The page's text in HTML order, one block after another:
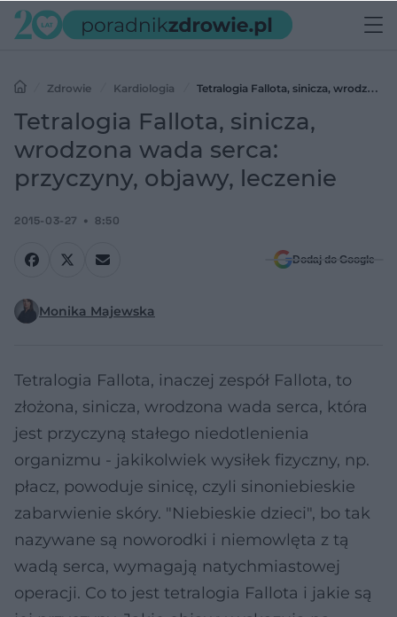
Zdrowie Kardiologia
Tetralogia Fallota, sinicza, wrodzona
wada serca: przyczyny, objawy, leczenie
Tetralogia Fallota, sinicza,
wrodzona wada serca:
przyczyny, objawy, leczenie
2015-03-27 8:50
Dodaj do Google
Monika Majewska
Tetralogia Fallota, inaczej zespół Fallota, to
złożona, sinicza, wrodzona wada serca, która
jest przyczyną stałego niedotlenienia
organizmu - jakikolwiek wysiłek fizyczny, np.
płacz, powoduje sinicę, czyli sinoniebieskie
zabarwienie skóry. "Niebieskie dzieci", bo tak
nazywane są noworodki i niemowlęta z tą
wadą serca, wymagają natychmiastowej
operacji. Co to jest tetralogia Fallota i jakie są